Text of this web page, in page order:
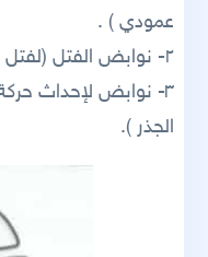
عمودي ) .
٢- نوابض الفتل (لفتل الأسنان باتجاهٍ محدَّد ) .
الجذر ).